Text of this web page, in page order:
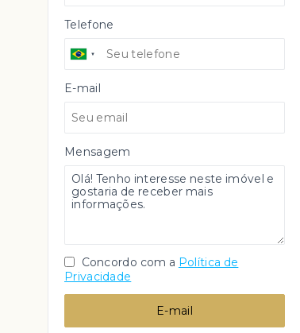
Telefone
E-mail
Mensagem
Concordo com a Política de
Privacidade
E-mail